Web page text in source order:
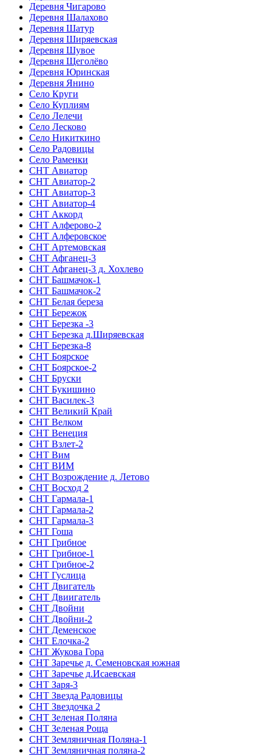
Деревня Чигарово
Деревня Шалахово
Деревня Шатур
Деревня Ширяевская
Деревня Шувое
Деревня Щеголёво
Деревня Юринская
Деревня Янино
Село Круги
Село Куплиям
Село Лелечи
Село Лесково
Село Никиткино
Село Радовицы
Село Раменки
СНТ Авиатор
СНТ Авиатор-2
СНТ Авиатор-3
СНТ Авиатор-4
СНТ Аккорд
СНТ Алферово-2
СНТ Алферовское
СНТ Артемовская
СНТ Афганец-3
СНТ Афганец-3 д. Хохлево
СНТ Башмачок-1
СНТ Башмачок-2
СНТ Белая береза
СНТ Бережок
СНТ Березка -3
СНТ Березка д.Ширяевская
СНТ Березка-8
СНТ Боярское
СНТ Боярское-2
СНТ Бруски
СНТ Букишино
СНТ Василек-3
СНТ Великий Край
СНТ Велком
СНТ Венеция
СНТ Взлет-2
СНТ Вим
СНТ ВИМ
СНТ Возрождение д. Летово
СНТ Восход 2
СНТ Гармала-1
СНТ Гармала-2
СНТ Гармала-3
СНТ Гоша
СНТ Грибное
СНТ Грибное-1
СНТ Грибное-2
СНТ Гуслица
СНТ Двигатель
СНТ Двиигатель
СНТ Двойни
СНТ Двойни-2
СНТ Деменское
СНТ Елочка-2
СНТ Жукова Гора
СНТ Заречье д. Семеновская южная
СНТ Заречье д.Исаевская
СНТ Заря-3
СНТ Звезда Радовицы
СНТ Звездочка 2
СНТ Зеленая Поляна
СНТ Зеленая Роща
СНТ Земляничная Поляна-1
СНТ Земляничная поляна-2